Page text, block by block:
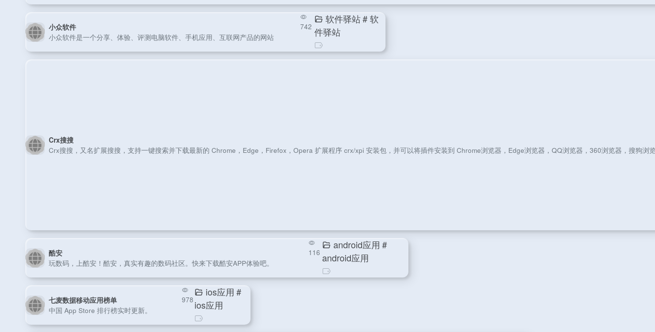
小众软件
小众软件是一个分享、体验、评测电脑软件、手机应用、互联网产品的网站
742
软件驿站# 软
件驿站
Crx搜搜
Crx搜搜，又名扩展搜搜，支持一键搜索并下载最新的 Chrome，Edge，Firefox，Opera 扩展程序 crx/xpi 安装包，并可以将插件安装到 Chrome浏览器，Edge浏览器，QQ浏览器，360浏览器，搜狗
酷安
玩数码，上酷安！酷安，真实有趣的数码社区。快来下载酷安APP体验吧。
116
android应用 #
android应用
七麦数据移动应用榜单
中国 App Store 排行榜实时更新。
978
ios应用 #
ios应用